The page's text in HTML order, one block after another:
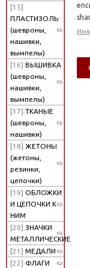
[15]
ПЛАСТИЗОЛЬ
(шевроны,
нашивки,
вымпелы)
[16] ВЫШИВКА
(шевроны,
нашивки,
вымпелы)
[17] ТКАНЫЕ
(шевроны,
нашивки)
[18] ЖЕТОНЫ
(жетоны,
резинки,
цепочки)
[19] ОБЛОЖКИ
И ЦЕПОЧКИ К
НИМ
[20] ЗНАЧКИ
МЕТАЛЛИЧЕСКИЕ
[21] МЕДАЛИ
[22] ФЛАГИ
Имя